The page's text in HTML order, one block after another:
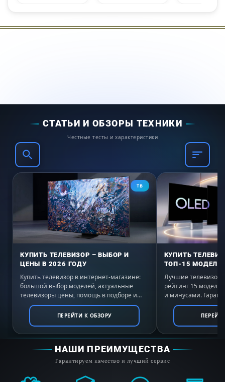
СТАТЬИ И ОБЗОРЫ ТЕХНИКИ
Честные тесты и характеристики
ТВ
КУПИТЬ ТЕЛЕВИЗОР – ВЫБОР И
ЦЕНЫ В 2026 ГОДУ
Купить телевизор в интернет-магазине:
большой выбор моделей, актуальные
телевизоры цены, помощь в подборе и
выгодные условия покупки с доставкой по
всей России.ПЕРЕЙТИ К ОБЗОРУ
КУПИТЬ
ТОП-15
Лучшие телевизоры
рейтинг 15
и минусами.
России. Выбирайте
НАШИ ПРЕИМУЩЕСТВА
Гарантируем качество и лучший сервис